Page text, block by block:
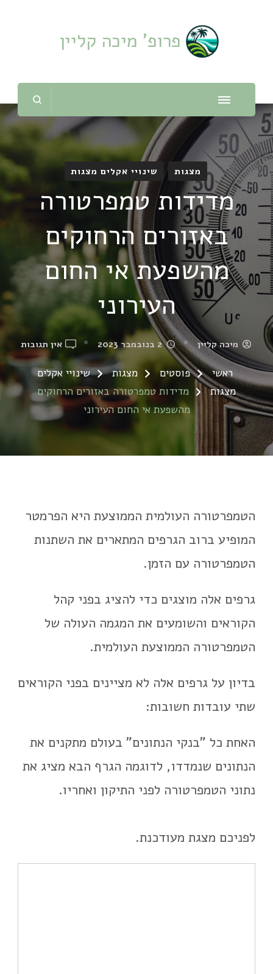
פרופ' מיכה קליין
מצגות שינויי אקלים מצגות
מדידות טמפרטורה
באזורים הרחוקים
מהשפעת אי החום
העירוני
מיכה קליין 2 בנובמבר 2023 אין תגובותON
החום
ראשי פוסטים מצגות
שינויי אקלים
מצגות
מדידות טמפרטורה באזורים הרחוקים
מהשפעת אי החום העירוני
הטמפרטורה העולמית הממוצעת היא הפרמטר
המופיע ברוב הגרפים המתארים את השתנות
הטמפרטורה עם הזמן.
גרפים אלה מוצגים כדי להציג בפני קהל
הקוראים והשומעים את המגמה העולה של
הטמפרטורה הממוצעת העולמית.
בדיון על גרפים אלה לא מציינים בפני הקוראים
שתי עובדות חשובות:
האחת כל "בנקי הנתונים" בעולם מתקנים את
הנתונים שנמדדו, לדוגמה הגרף הבא מציג את
נתוני הטמפרטורה לפני התיקון ואחריו.
לפניכם מצגת מעודכנת.